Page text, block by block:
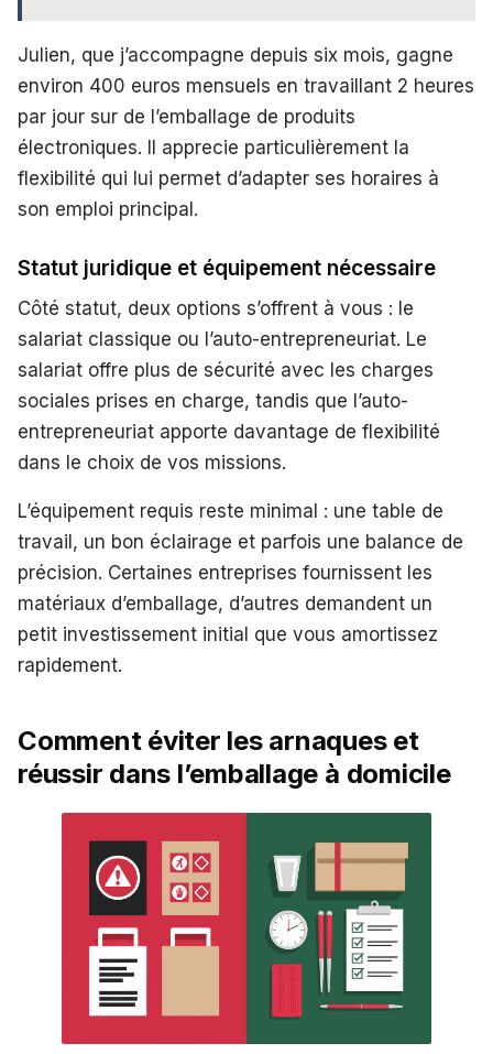
Julien, que j’accompagne depuis six mois, gagne
environ 400 euros mensuels en travaillant 2 heures
par jour sur de l’emballage de produits
électroniques. Il apprecie particulièrement la
flexibilité qui lui permet d’adapter ses horaires à
son emploi principal.
Statut juridique et équipement nécessaire
Côté statut, deux options s’offrent à vous : le
salariat classique ou l’auto-entrepreneuriat. Le
salariat offre plus de sécurité avec les charges
sociales prises en charge, tandis que l’auto-
entrepreneuriat apporte davantage de flexibilité
dans le choix de vos missions.
L’équipement requis reste minimal : une table de
travail, un bon éclairage et parfois une balance de
précision. Certaines entreprises fournissent les
matériaux d’emballage, d’autres demandent un
petit investissement initial que vous amortissez
rapidement.
Comment éviter les arnaques et
réussir dans l’emballage à domicile